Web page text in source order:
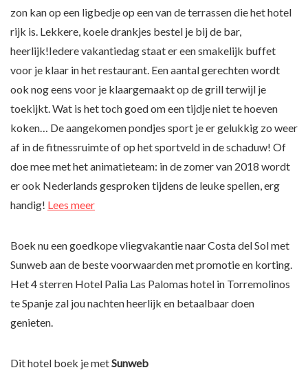
zon kan op een ligbedje op een van de terrassen die het hotel
rijk is. Lekkere, koele drankjes bestel je bij de bar,
heerlijk!Iedere vakantiedag staat er een smakelijk buffet
voor je klaar in het restaurant. Een aantal gerechten wordt
ook nog eens voor je klaargemaakt op de grill terwijl je
toekijkt. Wat is het toch goed om een tijdje niet te hoeven
koken… De aangekomen pondjes sport je er gelukkig zo weer
af in de fitnessruimte of op het sportveld in de schaduw! Of
doe mee met het animatieteam: in de zomer van 2018 wordt
er ook Nederlands gesproken tijdens de leuke spellen, erg
handig! Lees meer
Boek nu een goedkope vliegvakantie naar Costa del Sol met
Sunweb aan de beste voorwaarden met promotie en korting.
Het 4 sterren Hotel Palia Las Palomas hotel in Torremolinos
te Spanje zal jou nachten heerlijk en betaalbaar doen
genieten.
Dit hotel boek je metSunweb